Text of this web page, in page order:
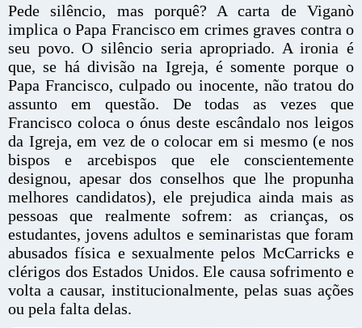
Pede silêncio, mas porquê? A carta de Viganò
implica o Papa Francisco em crimes graves contra o
seu povo. O silêncio seria apropriado. A ironia é
que, se há divisão na Igreja, é somente porque o
Papa Francisco, culpado ou inocente, não tratou do
assunto em questão. De todas as vezes que
Francisco coloca o ónus deste escândalo nos leigos
da Igreja, em vez de o colocar em si mesmo (e nos
bispos e arcebispos que ele conscientemente
designou, apesar dos conselhos que lhe propunha
melhores candidatos), ele prejudica ainda mais as
pessoas que realmente sofrem: as crianças, os
estudantes, jovens adultos e seminaristas que foram
abusados física e sexualmente pelos McCarricks e
clérigos dos Estados Unidos. Ele causa sofrimento e
volta a causar, institucionalmente, pelas suas ações
ou pela falta delas.